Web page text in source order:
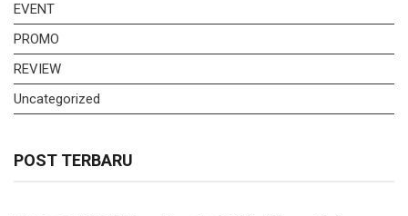
EVENT
PROMO
REVIEW
Uncategorized
POST TERBARU